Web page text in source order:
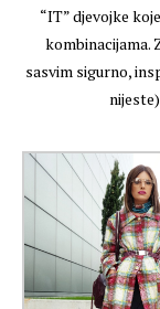
“IT” djevojke
kombinacijama.
sasvim sigurno,